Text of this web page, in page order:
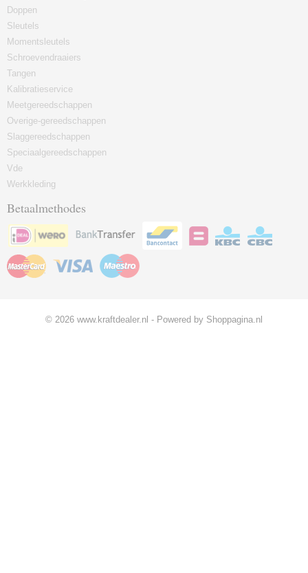
Doppen
Sleutels
Momentsleutels
Schroevendraaiers
Tangen
Kalibratieservice
Meetgereedschappen
Overige-gereedschappen
Slaggereedschappen
Speciaalgereedschappen
Vde
Werkkleding
Betaalmethodes
© 2026 www.kraftdealer.nl - Powered by Shoppagina.nl